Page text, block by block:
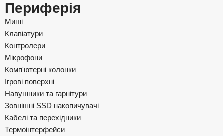
Периферія
Миші
Клавіатури
Контролери
Мікрофони
Комп'ютерні колонки
Ігрові поверхні
Навушники та гарнітури
Зовнішні SSD накопичувачі
Кабелі та перехідники
Термоінтерфейси